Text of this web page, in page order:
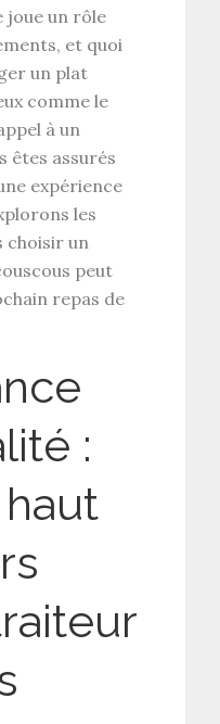
joue un rôle
et quoi
un plat
comme le
à un
êtes assurés
expérience
les
choisir un
peut
repas de
: